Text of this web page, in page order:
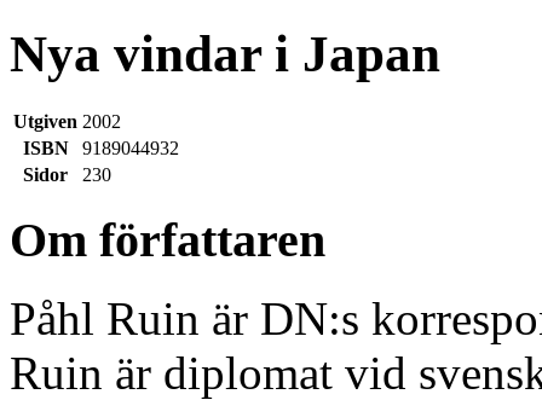
Nya vindar i Japan
Utgiven 2002
ISBN
9189044932
Sidor
230
Om författaren
Påhl Ruin är DN:s
Ruin är diplomat vid